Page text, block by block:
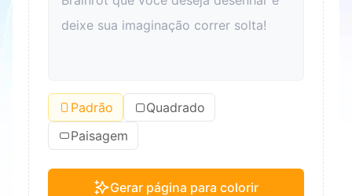
Padrão
Quadrado
Paisagem
Gerar página para colorir